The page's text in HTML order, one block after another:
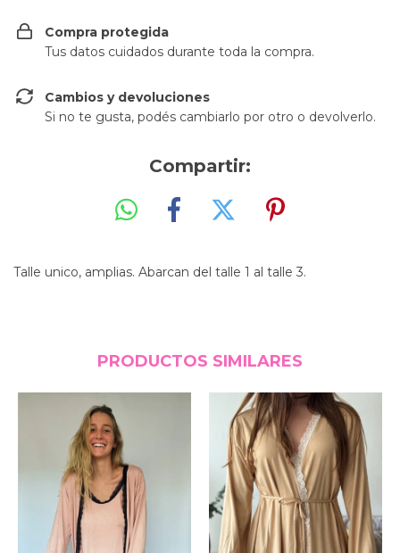
Compra protegida
Tus datos cuidados durante toda la compra.
Cambios y devoluciones
Si no te gusta, podés cambiarlo por otro o devolverlo.
Compartir:
Talle unico, amplias. Abarcan del talle 1 al talle 3.
PRODUCTOS SIMILARES